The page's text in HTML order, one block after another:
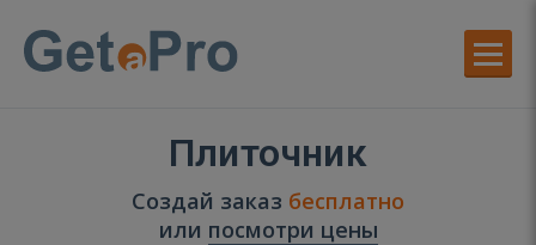
Плиточник
Создай заказ бесплатно
или посмотри цены